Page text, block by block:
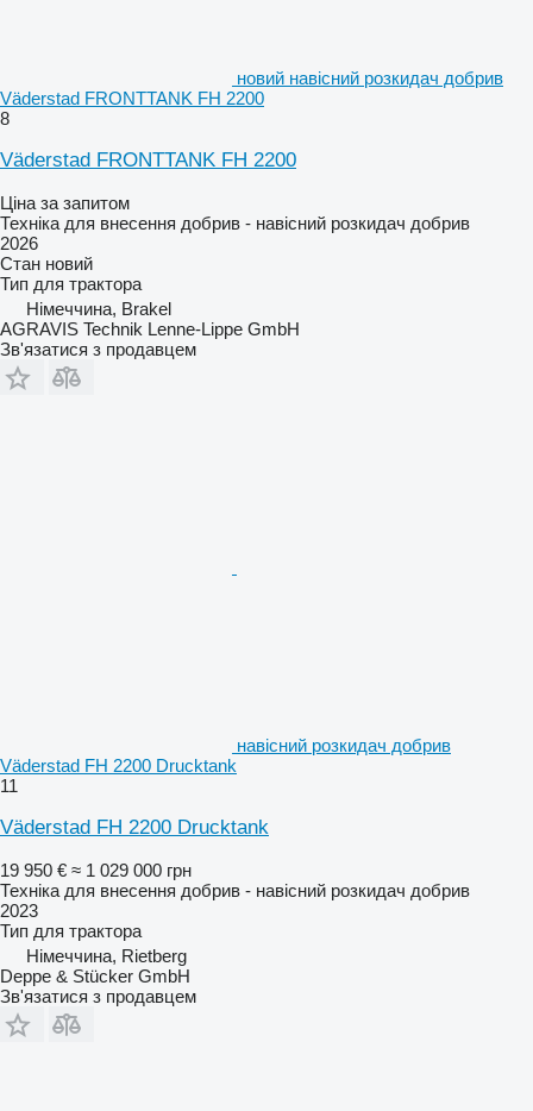
новий навісний розкидач добрив
Väderstad FRONTTANK FH 2200
8
Väderstad FRONTTANK FH 2200
Ціна за запитом
Техніка для внесення добрив - навісний розкидач добрив
2026
Стан новий
Тип для трактора
Німеччина, Brakel
AGRAVIS Technik Lenne-Lippe GmbH
Зв'язатися з продавцем
навісний розкидач добрив
Väderstad FH 2200 Drucktank
11
Väderstad FH 2200 Drucktank
19 950 € ≈ 1 029 000 грн
Техніка для внесення добрив - навісний розкидач добрив
2023
Тип для трактора
Німеччина, Rietberg
Deppe & Stücker GmbH
Зв'язатися з продавцем